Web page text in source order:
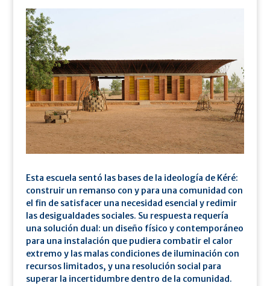
Esta escuela sentó las bases de la ideología de Kéré:
construir un remanso con y para una comunidad con
el fin de satisfacer una necesidad esencial y redimir
las desigualdades sociales. Su respuesta requería
una solución dual: un diseño físico y contemporáneo
para una instalación que pudiera combatir el calor
extremo y las malas condiciones de iluminación con
recursos limitados, y una resolución social para
superar la incertidumbre dentro de la comunidad.